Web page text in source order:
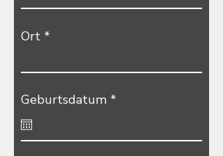
Ort
Geburtsdatum *
u